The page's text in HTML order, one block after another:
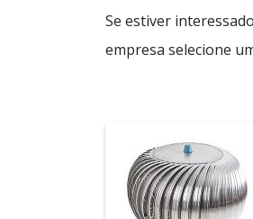
Se estiver
empresa selecione